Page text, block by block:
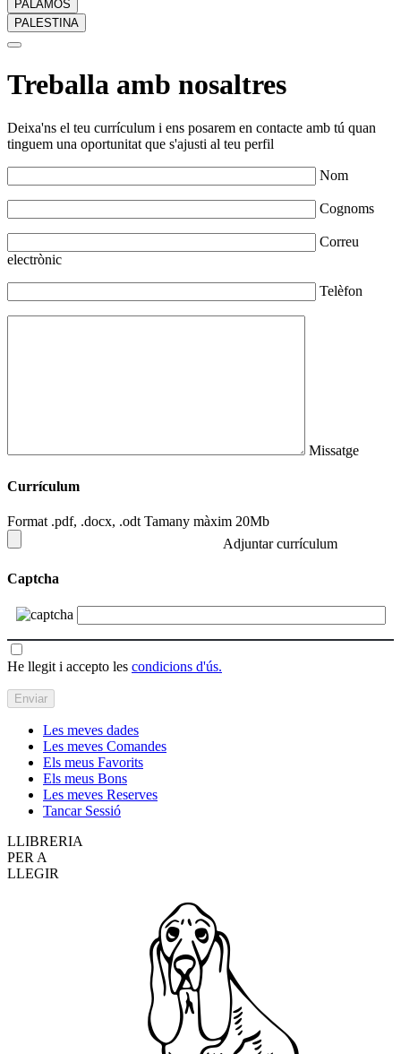
PALAMÓS
PALESTINA
Treballa amb nosaltres
Deixa'ns el teu currículum i ens posarem en contacte amb tú quan
tinguem una oportunitat que s'ajusti al teu perfil
Nom
Cognoms
Correu
electrònic
Telèfon
Missatge
Currículum
Format .pdf, .docx, .odt Tamany màxim 20Mb
Adjuntar currículum
Captcha
He llegit i accepto les condicions d'ús.
Les meves dades
Les meves Comandes
Els meus Favorits
Els meus Bons
Les meves Reserves
Tancar Sessió
LLIBRERIA
PER A
LLEGIR